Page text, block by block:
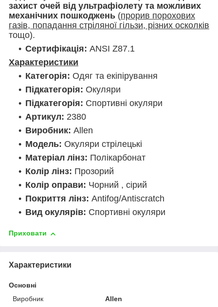
захист очей від ультрафіолету та можливих
механічних пошкоджень (прорив порохових
газів, попадання стріляної гільзи, різних осколків
тощо).
Сертифікація: ANSI Z87.1
Характеристики
Категорія: Одяг та екіпірування
Підкатегорія: Окуляри
Підкатегорія: Спортивні окуляри
Артикул: 2380
Виробник: Allen
Модель: Окуляри стрілецькі
Матеріал лінз: Полікарбонат
Колір лінз: Прозорий
Колір оправи: Чорний , сірий
Покриття лінз: Antifog/Antiscratch
Вид окулярів: Спортивні окуляри
Приховати
Характеристики
Основні
Виробник
Allen